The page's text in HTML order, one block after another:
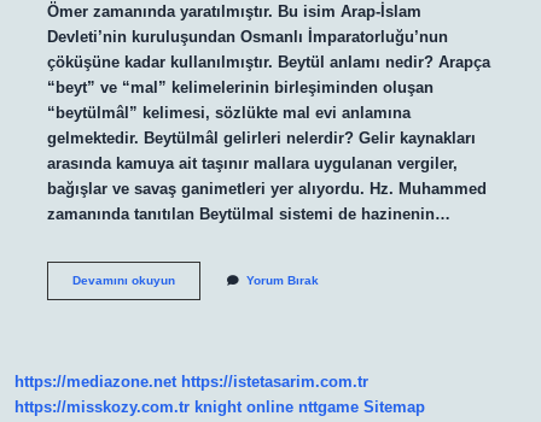
Ömer zamanında yaratılmıştır. Bu isim Arap-İslam
Devleti’nin kuruluşundan Osmanlı İmparatorluğu’nun
çöküşüne kadar kullanılmıştır. Beytül anlamı nedir? Arapça
“beyt” ve “mal” kelimelerinin birleşiminden oluşan
“beytülmâl” kelimesi, sözlükte mal evi anlamına
gelmektedir. Beytülmâl gelirleri nelerdir? Gelir kaynakları
arasında kamuya ait taşınır mallara uygulanan vergiler,
bağışlar ve savaş ganimetleri yer alıyordu. Hz. Muhammed
zamanında tanıtılan Beytülmal sistemi de hazinenin…
Devamını okuyunDivan
Yorum Bırak
https://mediazone.net https://istetasarim.com.tr
https://misskozy.com.tr knight online nttgame Sitemap